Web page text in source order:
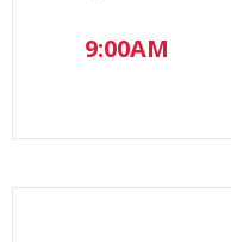
9:00AM